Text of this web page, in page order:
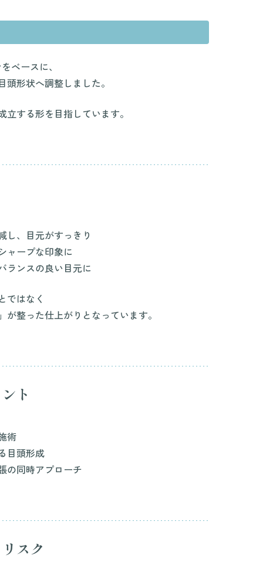
ベースに、
形状へ調整しました。
する形を目指しています。
し、目元がすっきり
ャープな印象に
ランスの良い目元に
ではなく
整った仕上がりとなっています。
ト
術
目頭形成
の同時アプローチ
スク